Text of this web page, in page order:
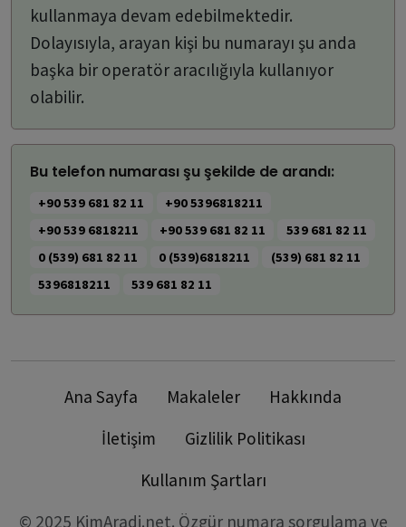
kullanmaya devam edebilmektedir.
Dolayısıyla, arayan kişi bu numarayı şu anda
başka bir operatör aracılığıyla kullanıyor
olabilir.
Bu telefon numarası şu şekilde de arandı:
+90 539 681 82 11
+90 5396818211
+90 539 6818211
+90 539 681 82 11
539 681 82 11
0 (539) 681 82 11
0 (539)6818211
(539) 681 82 11
5396818211
539 681 82 11
Ana Sayfa Makaleler
Hakkında
İletişim
Gizlilik Politikası
Kullanım Şartları
© 2025 KimAradi.net. Özgür numara sorgulama ve